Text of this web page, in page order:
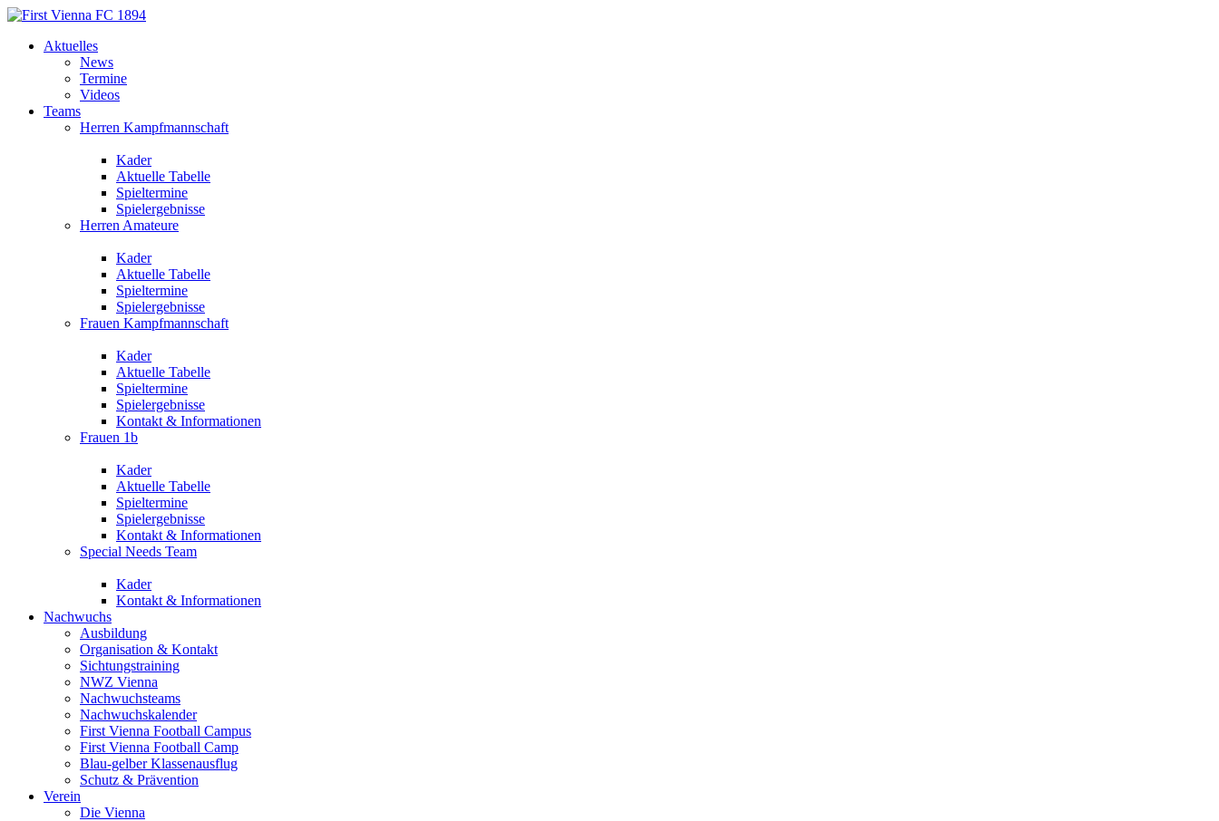
Aktuelles
News
Termine
Videos
Teams
Herren Kampfmannschaft
Kader
Aktuelle Tabelle
Spieltermine
Spielergebnisse
Herren Amateure
Kader
Aktuelle Tabelle
Spieltermine
Spielergebnisse
Frauen Kampfmannschaft
Kader
Aktuelle Tabelle
Spieltermine
Spielergebnisse
Kontakt & Informationen
Frauen 1b
Kader
Aktuelle Tabelle
Spieltermine
Spielergebnisse
Kontakt & Informationen
Special Needs Team
Kader
Kontakt & Informationen
Nachwuchs
Ausbildung
Organisation & Kontakt
Sichtungstraining
NWZ Vienna
Nachwuchsteams
Nachwuchskalender
First Vienna Football Campus
First Vienna Football Camp
Blau-gelber Klassenausflug
Schutz & Prävention
Verein
Die Vienna